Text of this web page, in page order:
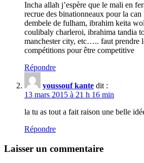
Incha allah j’espère que le mali en
recrue des binationneaux pour la can
dembele de fulham, ibrahim keita
coulibaly charleroi, ibrahima tandia
manchester city, etc….. faut prendre
compétitions pour être competitive
Répondre
youssouf kante dit :
13 mars 2015 à 21 h 16 min
la tu as tout a fait raison une belle
Répondre
Laisser un commentaire